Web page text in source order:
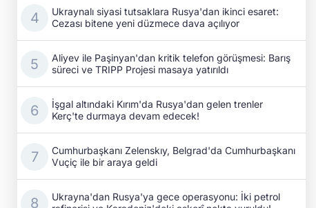
Ukraynalı siyasi tutsaklara Rusya'dan ikinci esaret:
Cezası bitene yeni düzmece dava açılıyor
Aliyev ile Paşinyan'dan kritik telefon görüşmesi: Barış
süreci ve TRIPP Projesi masaya yatırıldı
İşgal altındaki Kırım'da Rusya'dan gelen trenler
Kerç'te durmaya devam edecek!
Cumhurbaşkanı Zelenskıy, Belgrad'da Cumhurbaşkanı
Vuçiç ile bir araya geldi
Ukrayna'dan Rusya'ya gece operasyonu: İki petrol